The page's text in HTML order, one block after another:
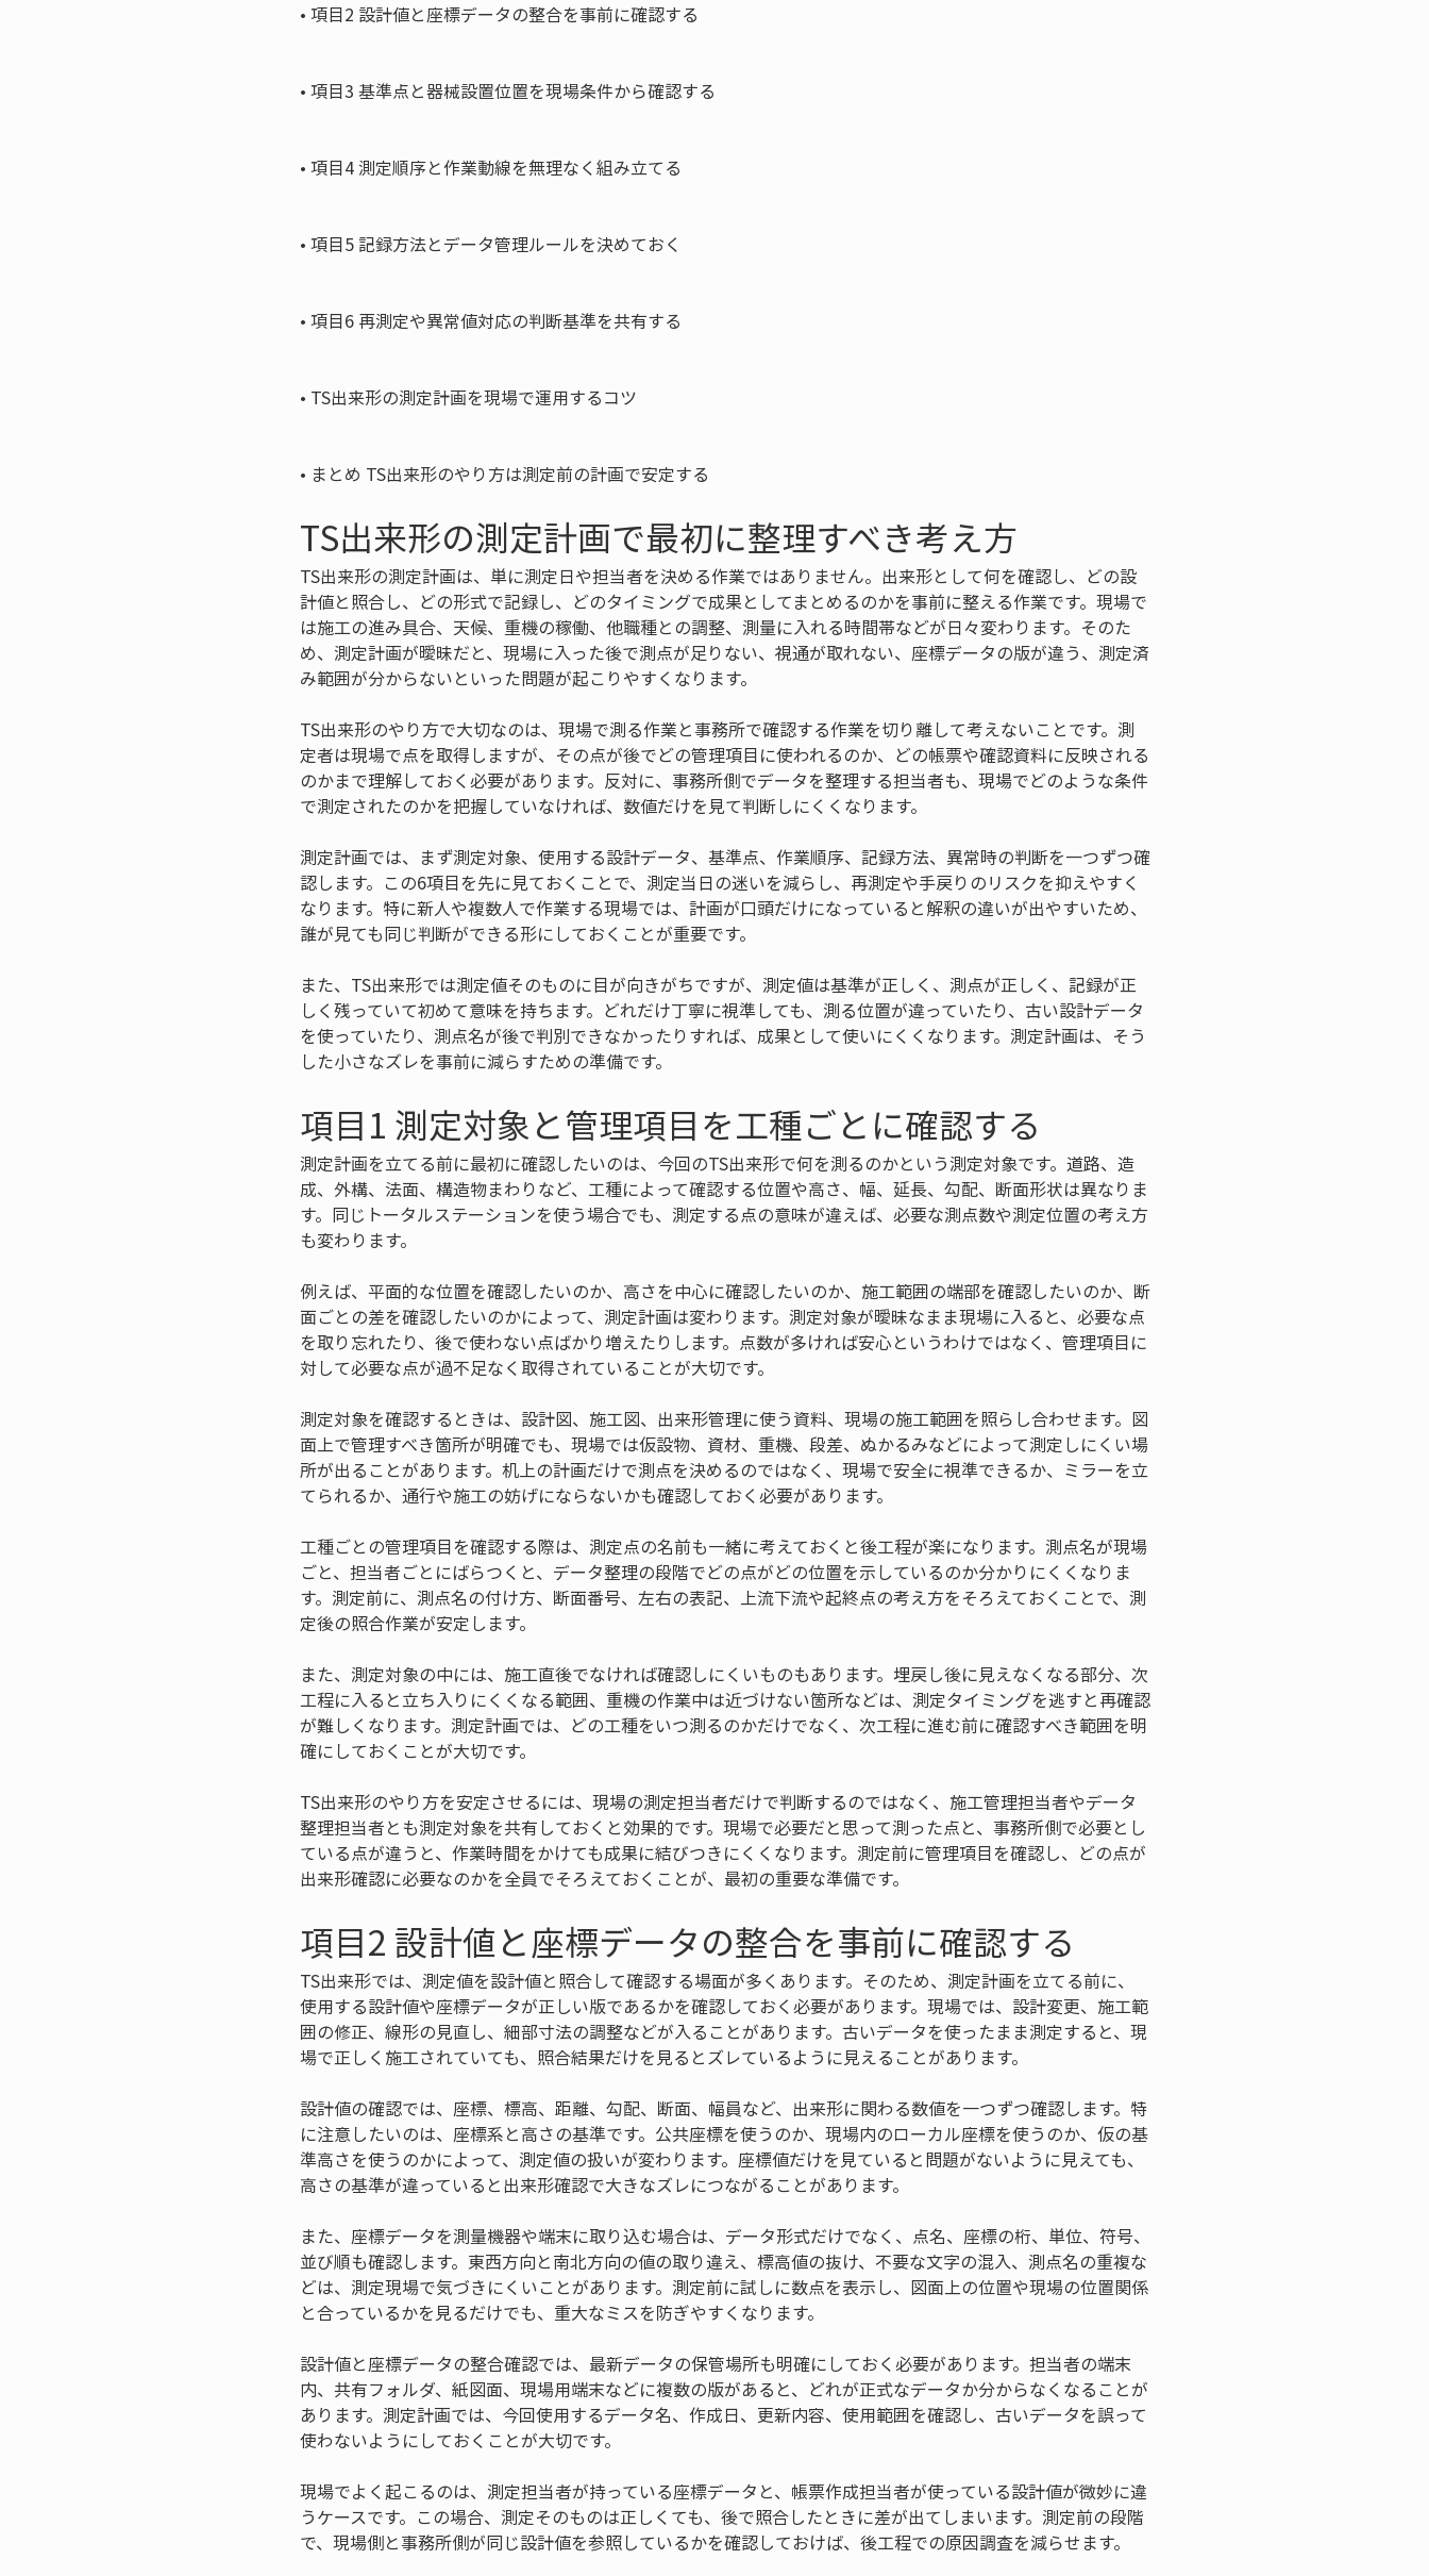
• 項目2 設計値と座標データの整合を事前に確認する
• 項目3 基準点と器械設置位置を現場条件から確認する
• 項目4 測定順序と作業動線を無理なく組み立てる
• 項目5 記録方法とデータ管理ルールを決めておく
• 項目6 再測定や異常値対応の判断基準を共有する
• TS出来形の測定計画を現場で運用するコツ
• まとめ TS出来形のやり方は測定前の計画で安定する
TS出来形の測定計画で最初に整理すべき考え方
TS出来形の測定計画は、単に測定日や担当者を決める作業ではありません。出来形として何を確認し、どの設
計値と照合し、どの形式で記録し、どのタイミングで成果としてまとめるのかを事前に整える作業です。現場で
は施工の進み具合、天候、重機の稼働、他職種との調整、測量に入れる時間帯などが日々変わります。そのた
め、測定計画が曖昧だと、現場に入った後で測点が足りない、視通が取れない、座標データの版が違う、測定済
み範囲が分からないといった問題が起こりやすくなります。
TS出来形のやり方で大切なのは、現場で測る作業と事務所で確認する作業を切り離して考えないことです。測
定者は現場で点を取得しますが、その点が後でどの管理項目に使われるのか、どの帳票や確認資料に反映される
のかまで理解しておく必要があります。反対に、事務所側でデータを整理する担当者も、現場でどのような条件
で測定されたのかを把握していなければ、数値だけを見て判断しにくくなります。
測定計画では、まず測定対象、使用する設計データ、基準点、作業順序、記録方法、異常時の判断を一つずつ確
認します。この6項目を先に見ておくことで、測定当日の迷いを減らし、再測定や手戻りのリスクを抑えやすく
なります。特に新人や複数人で作業する現場では、計画が口頭だけになっていると解釈の違いが出やすいため、
誰が見ても同じ判断ができる形にしておくことが重要です。
また、TS出来形では測定値そのものに目が向きがちですが、測定値は基準が正しく、測点が正しく、記録が正
しく残っていて初めて意味を持ちます。どれだけ丁寧に視準しても、測る位置が違っていたり、古い設計データ
を使っていたり、測点名が後で判別できなかったりすれば、成果として使いにくくなります。測定計画は、そう
した小さなズレを事前に減らすための準備です。
項目1 測定対象と管理項目を工種ごとに確認する
測定計画を立てる前に最初に確認したいのは、今回のTS出来形で何を測るのかという測定対象です。道路、造
成、外構、法面、構造物まわりなど、工種によって確認する位置や高さ、幅、延長、勾配、断面形状は異なりま
す。同じトータルステーションを使う場合でも、測定する点の意味が違えば、必要な測点数や測定位置の考え方
も変わります。
例えば、平面的な位置を確認したいのか、高さを中心に確認したいのか、施工範囲の端部を確認したいのか、断
面ごとの差を確認したいのかによって、測定計画は変わります。測定対象が曖昧なまま現場に入ると、必要な点
を取り忘れたり、後で使わない点ばかり増えたりします。点数が多ければ安心というわけではなく、管理項目に
対して必要な点が過不足なく取得されていることが大切です。
測定対象を確認するときは、設計図、施工図、出来形管理に使う資料、現場の施工範囲を照らし合わせます。図
面上で管理すべき箇所が明確でも、現場では仮設物、資材、重機、段差、ぬかるみなどによって測定しにくい場
所が出ることがあります。机上の計画だけで測点を決めるのではなく、現場で安全に視準できるか、ミラーを立
てられるか、通行や施工の妨げにならないかも確認しておく必要があります。
工種ごとの管理項目を確認する際は、測定点の名前も一緒に考えておくと後工程が楽になります。測点名が現場
ごと、担当者ごとにばらつくと、データ整理の段階でどの点がどの位置を示しているのか分かりにくくなりま
す。測定前に、測点名の付け方、断面番号、左右の表記、上流下流や起終点の考え方をそろえておくことで、測
定後の照合作業が安定します。
また、測定対象の中には、施工直後でなければ確認しにくいものもあります。埋戻し後に見えなくなる部分、次
工程に入ると立ち入りにくくなる範囲、重機の作業中は近づけない箇所などは、測定タイミングを逃すと再確認
が難しくなります。測定計画では、どの工種をいつ測るのかだけでなく、次工程に進む前に確認すべき範囲を明
確にしておくことが大切です。
TS出来形のやり方を安定させるには、現場の測定担当者だけで判断するのではなく、施工管理担当者やデータ
整理担当者とも測定対象を共有しておくと効果的です。現場で必要だと思って測った点と、事務所側で必要とし
ている点が違うと、作業時間をかけても成果に結びつきにくくなります。測定前に管理項目を確認し、どの点が
出来形確認に必要なのかを全員でそろえておくことが、最初の重要な準備です。
項目2 設計値と座標データの整合を事前に確認する
TS出来形では、測定値を設計値と照合して確認する場面が多くあります。そのため、測定計画を立てる前に、
使用する設計値や座標データが正しい版であるかを確認しておく必要があります。現場では、設計変更、施工範
囲の修正、線形の見直し、細部寸法の調整などが入ることがあります。古いデータを使ったまま測定すると、現
場で正しく施工されていても、照合結果だけを見るとズレているように見えることがあります。
設計値の確認では、座標、標高、距離、勾配、断面、幅員など、出来形に関わる数値を一つずつ確認します。特
に注意したいのは、座標系と高さの基準です。公共座標を使うのか、現場内のローカル座標を使うのか、仮の基
準高さを使うのかによって、測定値の扱いが変わります。座標値だけを見ていると問題がないように見えても、
高さの基準が違っていると出来形確認で大きなズレにつながることがあります。
また、座標データを測量機器や端末に取り込む場合は、データ形式だけでなく、点名、座標の桁、単位、符号、
並び順も確認します。東西方向と南北方向の値の取り違え、標高値の抜け、不要な文字の混入、測点名の重複な
どは、測定現場で気づきにくいことがあります。測定前に試しに数点を表示し、図面上の位置や現場の位置関係
と合っているかを見るだけでも、重大なミスを防ぎやすくなります。
設計値と座標データの整合確認では、最新データの保管場所も明確にしておく必要があります。担当者の端末
内、共有フォルダ、紙図面、現場用端末などに複数の版があると、どれが正式なデータか分からなくなることが
あります。測定計画では、今回使用するデータ名、作成日、更新内容、使用範囲を確認し、古いデータを誤って
使わないようにしておくことが大切です。
現場でよく起こるのは、測定担当者が持っている座標データと、帳票作成担当者が使っている設計値が微妙に違
うケースです。この場合、測定そのものは正しくても、後で照合したときに差が出てしまいます。測定前の段階
で、現場側と事務所側が同じ設計値を参照しているかを確認しておけば、後工程での原因調査を減らせます。